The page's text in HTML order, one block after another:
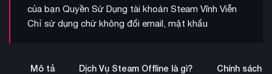
của bạn Quyền Sử Dụng tài khoản Steam Vĩnh Viễn
Chỉ sử dụng chứ không đổi email, mật khẩu
Mô tả Dịch Vụ Steam Offline là gì? Chính sách